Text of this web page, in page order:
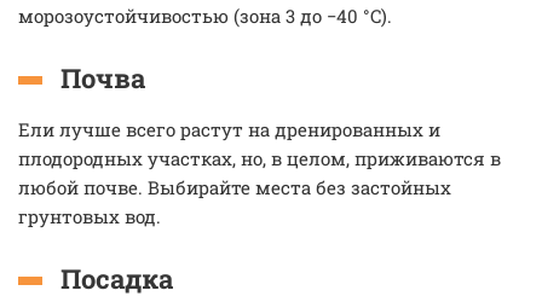
морозоустойчивостью (зона 3 до −40 °C).
Почва
Ели лучше всего растут на дренированных и
плодородных участках, но, в целом, приживаются в
любой почве. Выбирайте места без застойных
грунтовых вод.
Посадка